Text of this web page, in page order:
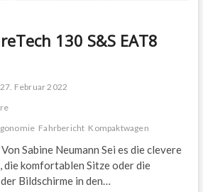
130 S&S EAT8
Februar 2022
Fahrbericht Kompaktwagen
Sabine Neumann Sei es die clevere
die komfortablen Sitze oder die
Bildschirme in den…